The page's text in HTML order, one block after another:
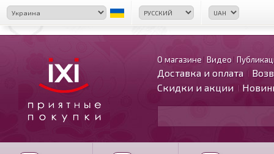
О магазине Видео
Доставка и оплата
Скидки и акции